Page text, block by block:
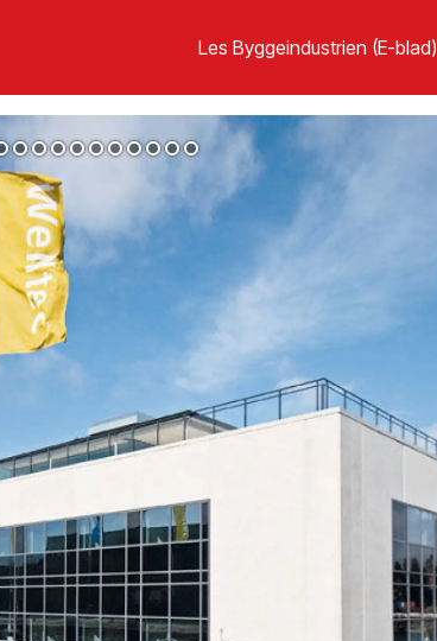
Les Byggeindustrien (E-blad)